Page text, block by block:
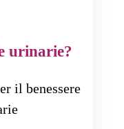
urinarie?